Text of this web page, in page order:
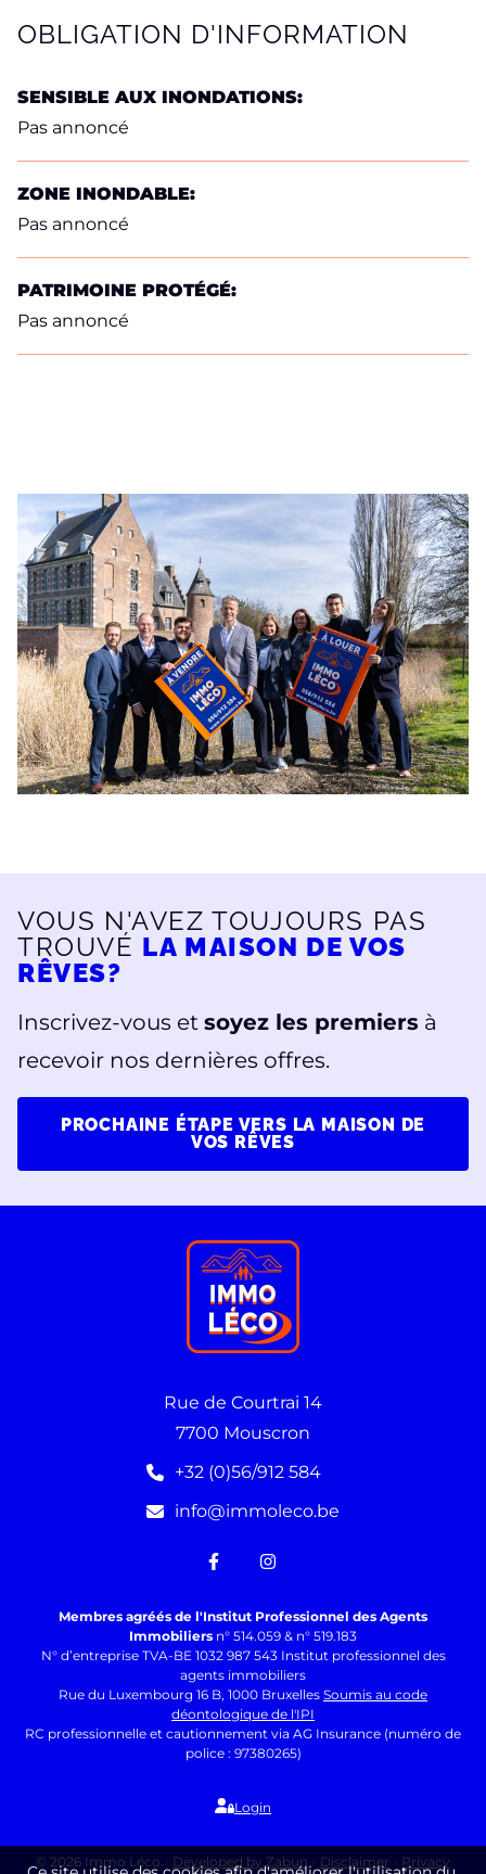
OBLIGATION D'INFORMATION
SENSIBLE AUX INONDATIONS:
Pas annoncé
ZONE INONDABLE:
Pas annoncé
PATRIMOINE PROTÉGÉ:
Pas annoncé
VOUS N'AVEZ TOUJOURS PAS
TROUVÉ LA MAISON DE VOS
RÊVES?
Inscrivez-vous et soyez les premiers à
recevoir nos dernières offres.
PROCHAINE ÉTAPE VERS LA MAISON DE
VOS RÊVES
Rue de Courtrai 14
7700 Mouscron
+32 (0)56/912 584
info@immoleco.be
Membres agréés de l'Institut Professionnel des Agents
Immobiliers n° 514.059 & n° 519.183
N° d’entreprise TVA-BE 1032 987 543 Institut professionnel des
agents immobiliers
Rue du Luxembourg 16 B, 1000 Bruxelles Soumis au code
déontologique de l'IPI
RC professionnelle et cautionnement via AG Insurance (numéro de
police : 97380265)
Login
© 2026 Immo Léco Developed by Zabun Disclaimer
Privacy